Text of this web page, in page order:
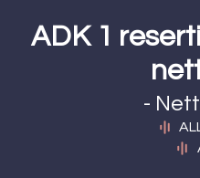
ADK 1
-